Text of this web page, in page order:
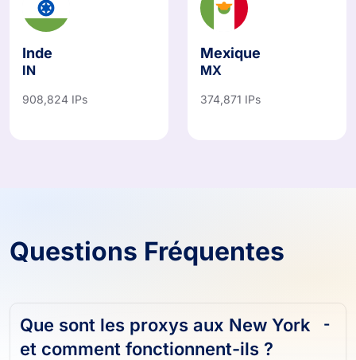
Inde
IN
908,824 IPs
Mexique
MX
374,871 IPs
Questions Fréquentes
Que sont les proxys aux New York
et comment fonctionnent-ils ?